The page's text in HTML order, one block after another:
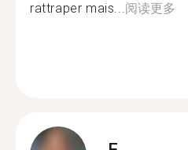
rattraper mais...阅读更多